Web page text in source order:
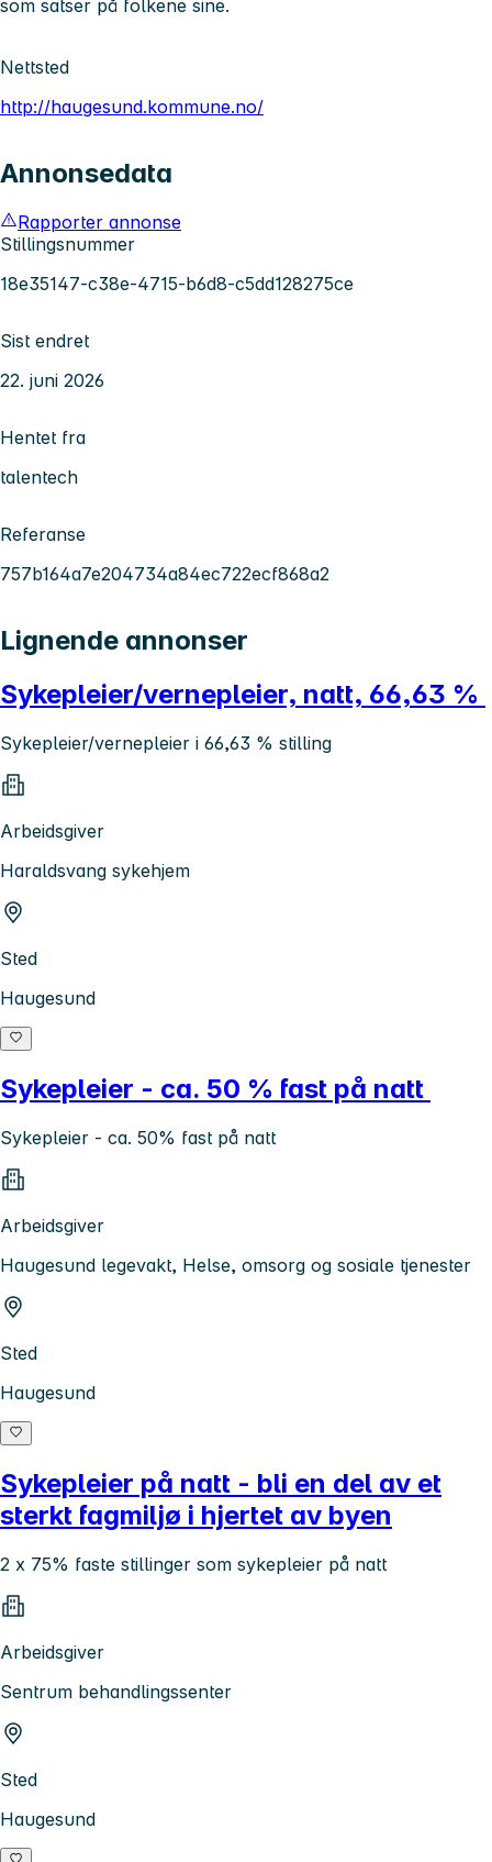
som satser på folkene sine.
Nettsted
http://haugesund.kommune.no/
Annonsedata
Rapporter annonse
Stillingsnummer
18e35147-c38e-4715-b6d8-c5dd128275ce
Sist endret
22. juni 2026
Hentet fra
talentech
Referanse
757b164a7e204734a84ec722ecf868a2
Lignende annonser
Sykepleier/vernepleier, natt, 66,63 %
Sykepleier/vernepleier i 66,63 % stilling
Arbeidsgiver
Haraldsvang sykehjem
Sted
Haugesund
Sykepleier - ca. 50 % fast på natt
Sykepleier - ca. 50% fast på natt
Arbeidsgiver
Haugesund legevakt, Helse, omsorg og sosiale tjenester
Sted
Haugesund
Sykepleier på natt - bli en del av et
sterkt fagmiljø i hjertet av byen
2 x 75% faste stillinger som sykepleier på natt
Arbeidsgiver
Sentrum behandlingssenter
Sted
Haugesund